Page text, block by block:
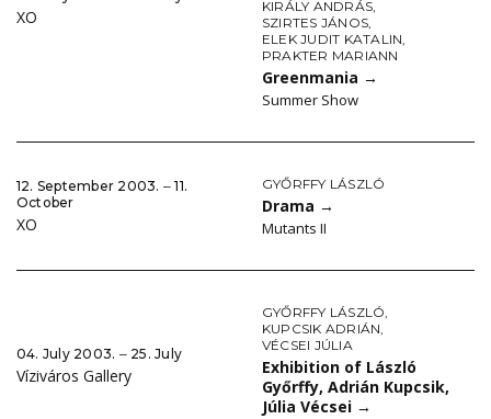
XO
KIRÁLY ANDRÁS,
SZIRTES JÁNOS,
ELEK JUDIT KATALIN,
PRAKTER MARIANN
Greenmania →
Summer Show
12. September 2003. ‒ 11.
October
XO
GYŐRFFY LÁSZLÓ
Drama →
Mutants II
04. July 2003. ‒ 25. July
Víziváros Gallery
GYŐRFFY LÁSZLÓ,
KUPCSIK ADRIÁN,
VÉCSEI JÚLIA
Exhibition of László
Győrffy, Adrián Kupcsik,
Júlia Vécsei →